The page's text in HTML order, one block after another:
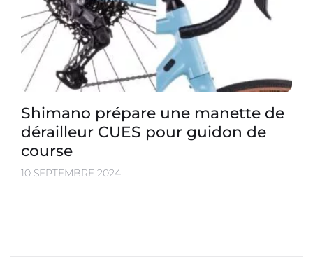
Shimano prépare une manette de
dérailleur CUES pour guidon de
course
10 SEPTEMBRE 2024